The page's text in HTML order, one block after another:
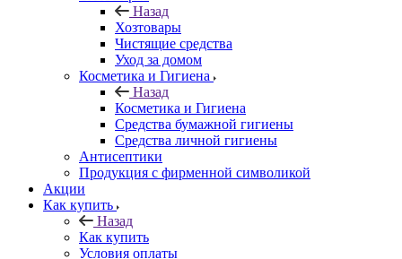
Назад
Хозтовары
Чистящие средства
Уход за домом
Косметика и Гигиена
Назад
Косметика и Гигиена
Средства бумажной гигиены
Средства личной гигиены
Антисептики
Продукция с фирменной символикой
Акции
Как купить
Назад
Как купить
Условия оплаты